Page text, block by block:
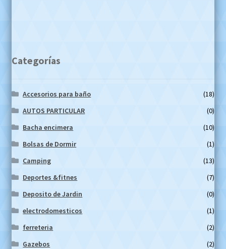
Categorías
Accesorios para baño
(18)
AUTOS PARTICULAR
(0)
Bacha encimera
(10)
Bolsas de Dormir
(1)
Camping
(13)
Deportes &fitnes
(7)
Deposito de Jardin
(0)
electrodomesticos
(1)
ferreteria
(2)
Gazebos
(2)